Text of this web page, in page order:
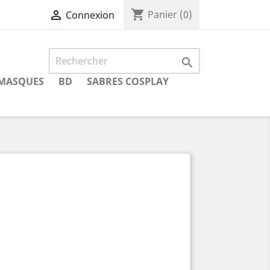
 Connexion shopping_cart Panier (0)

BD SABRES COSPLAY